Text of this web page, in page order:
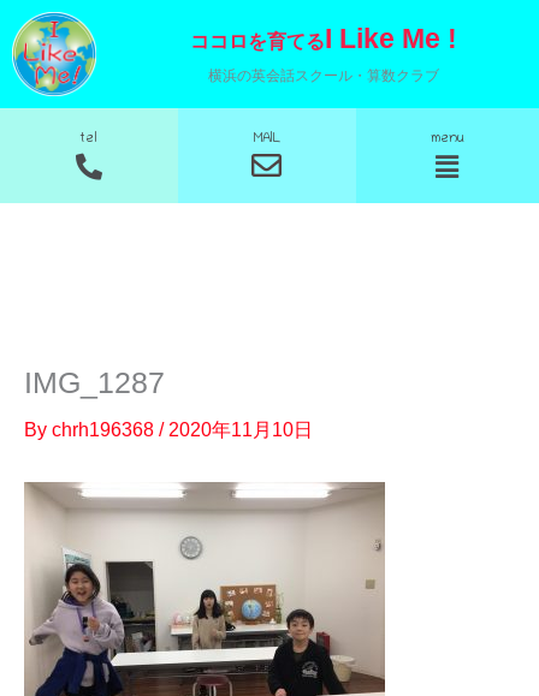
容
ココロを育てるI Like Me !
横浜の英会話スクール・算数クラブ
tel
メ
ニ
ュ
MAIL menu
メ
ニ
ュ
IMG_1287
By chrh196368 / 2020年11月10日